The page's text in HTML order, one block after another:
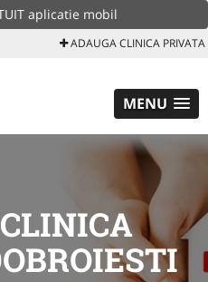
aplicatie mobil
ADAUGA CLINICA PRIVATA
MENU